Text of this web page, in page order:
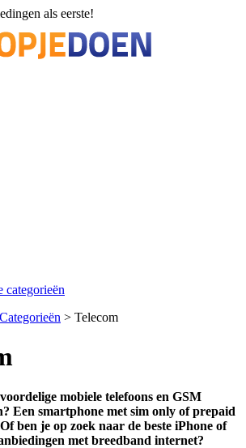
als eerste!
categorieën
Categorieën > Telecom
mobiele telefoons en GSM
Een smartphone met sim only of prepaid
ben je op zoek naar de beste iPhone of
met breedband internet?